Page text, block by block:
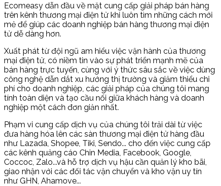
Ecomeasy dẫn đầu về mặt cung cấp giải pháp bán hàng
trên kênh thương mại điện tử khi luôn tìm những cách mới
mẻ để giúp các doanh nghiệp bán hàng thương mại điện
tử dễ dàng hơn.
Xuất phát từ đội ngũ am hiểu việc vận hành của thương
mại điện tử, có niềm tin vào sự phát triển mạnh mẽ của
bán hàng trực tuyến, cùng với ý thức sâu sắc về việc dùng
công nghệ dẫn dắt xu hướng thị trường và giảm thiểu chi
phí cho doanh nghiệp, các giải pháp của chúng tôi mang
tính toàn diện và tạo cầu nối giữa khách hàng và doanh
nghiệp một cách đơn giản nhất.
Phạm vi cung cấp dịch vụ của chúng tôi trải dài từ việc
đưa hàng hóa lên các sàn thương mại điện tử hàng đầu
như Lazada, Shopee, Tiki, Sendo... cho đến việc cung cấp
các kênh quảng cáo Chin Media, Facebook, Google,
Coccoc, Zalo...và hỗ trợ dịch vụ hậu cần quản lý kho bãi,
giao nhận với các đối tác vận chuyển và kho vận uy tín
như GHN, Ahamove...